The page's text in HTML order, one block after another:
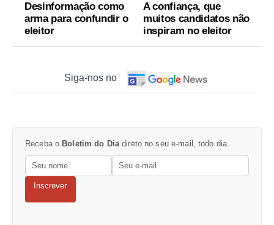
Desinformação como
arma para confundir o
eleitor
A confiança, que
muitos candidatos não
inspiram no eleitor
Siga-nos no
Receba o Boletim do Diadireto no seu e-mail, todo dia.
Inscrever